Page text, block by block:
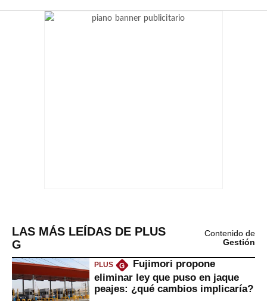
LAS MÁS LEÍDAS DE PLUS
G
Contenido de
Gestión
PLUS G
Fujimori propone
eliminar ley que puso en jaque
peajes: ¿qué cambios implicaría?